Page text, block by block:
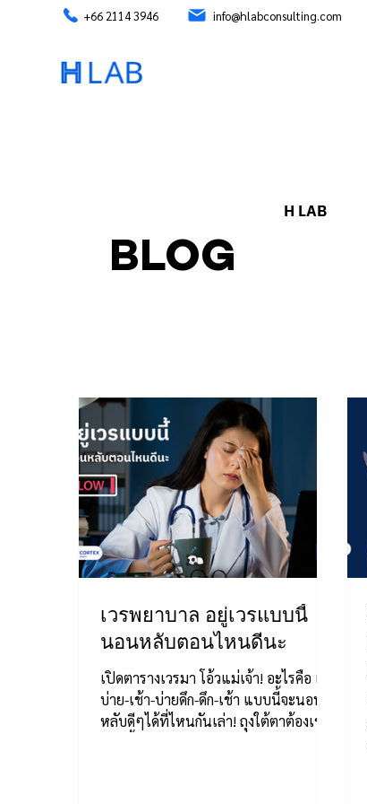
+66 2114 3946 info@hlabconsulting.com
H LAB
BLOG
เวรพยาบาล อยู่เวรแบบนี้
นอนหลับตอนไหนดีนะ
เปิดตารางเวรมา โอ้วแม่เจ้า! อะไรคือ เช้า
บ่าย-เช้า-บ่ายดึก-ดึก-เช้า แบบนี้จะนอน
หลับดีๆได้ที่ไหนกันเล่า! ถุงใต้ตาต้องเข้า